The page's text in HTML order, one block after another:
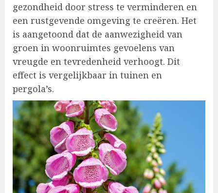
gezondheid door stress te verminderen en
een rustgevende omgeving te creëren. Het
is aangetoond dat de aanwezigheid van
groen in woonruimtes gevoelens van
vreugde en tevredenheid verhoogt. Dit
effect is vergelijkbaar in tuinen en
pergola’s.